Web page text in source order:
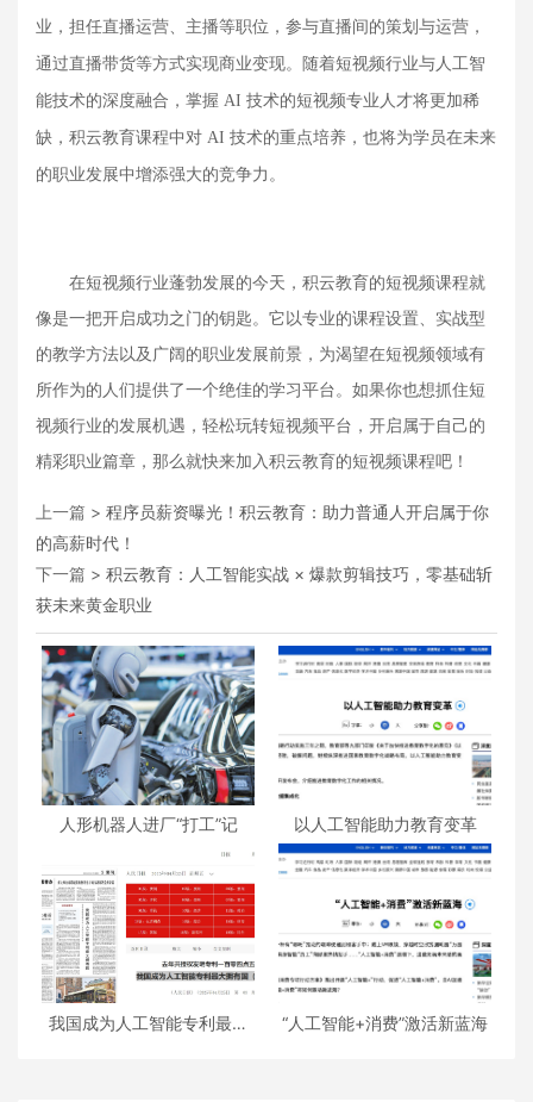
业，担任直播运营、主播等职位，参与直播间的策划与运营，
通过直播带货等方式实现商业变现。随着短视频行业与人工智
能技术的深度融合，掌握 AI 技术的短视频专业人才将更加稀
缺，积云教育课程中对 AI 技术的重点培养，也将为学员在未来
的职业发展中增添强大的竞争力。
在短视频行业蓬勃发展的今天，积云教育的短视频课程就
像是一把开启成功之门的钥匙。它以专业的课程设置、实战型
的教学方法以及广阔的职业发展前景，为渴望在短视频领域有
所作为的人们提供了一个绝佳的学习平台。如果你也想抓住短
视频行业的发展机遇，轻松玩转短视频平台，开启属于自己的
精彩职业篇章，那么就快来加入积云教育的短视频课程吧！
上一篇 > 程序员薪资曝光！积云教育：助力普通人开启属于你
的高薪时代！
下一篇 > 积云教育：人工智能实战 × 爆款剪辑技巧，零基础斩
获未来黄金职业
人形机器人进厂“打工”记 以人工智能助力教育变革
我国成为人工智能专利最大
“人工智能+消费”激活新蓝海